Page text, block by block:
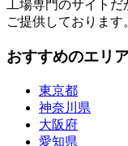
工場専門のサイト
ご提供しております
おすすめのエリ
東京都
神奈川県
大阪府
愛知県